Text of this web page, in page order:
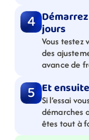
4 jours
Vous testez
des
avance de
5 Et
Si l’essai
démarches
êtes tout à